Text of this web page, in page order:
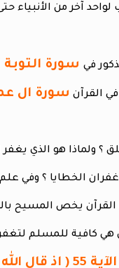
سورة التوبة
سورة ال عمران الآية 49
سورة ال عمران